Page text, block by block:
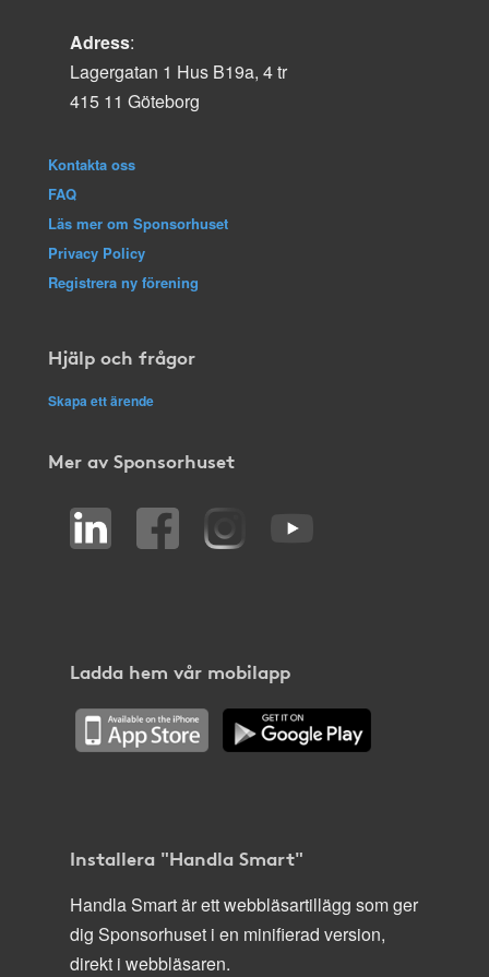
Adress:
Lagergatan 1 Hus B19a, 4 tr
415 11 Göteborg
Kontakta oss
FAQ
Läs mer om Sponsorhuset
Privacy Policy
Registrera ny förening
Hjälp och frågor
Skapa ett ärende
Mer av Sponsorhuset
Ladda hem vår mobilapp
Installera "Handla Smart"
Handla Smart är ett webbläsartillägg som ger
dig Sponsorhuset i en minifierad version,
direkt i webbläsaren.